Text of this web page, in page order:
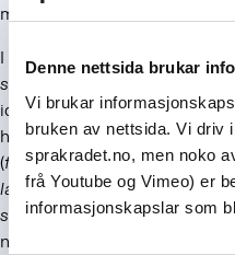
Denne nettsida brukar
Vi brukar
bruken av nettsida. Vi driv
sprakradet.no, men noko
frå Youtube og Vimeo) er
informasjonskapslar som
med rimelighet kan kalles
I norsk talemål brukesho/hu
snekka, ferja, jekta
identifiseres somen båteller
hankjønnsbetegnelse, er det
(færingen,kanoen ,prammen,
lastebåten,ubåtenog andre
slagskipellersupplyskip)
nettopp er brukt om det